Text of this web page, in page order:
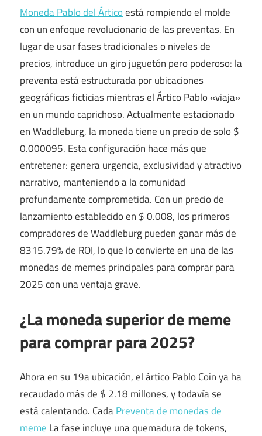
Moneda Pablo del Árticoestá rompiendo el molde
con un enfoque revolucionario de las preventas. En
lugar de usar fases tradicionales o niveles de
precios, introduce un giro juguetón pero poderoso: la
preventa está estructurada por ubicaciones
geográficas ficticias mientras el Ártico Pablo «viaja»
en un mundo caprichoso. Actualmente estacionado
en Waddleburg, la moneda tiene un precio de solo $
0.000095. Esta configuración hace más que
entretener: genera urgencia, exclusividad y atractivo
narrativo, manteniendo a la comunidad
profundamente comprometida. Con un precio de
lanzamiento establecido en $ 0.008, los primeros
compradores de Waddleburg pueden ganar más de
8315.79% de ROI, lo que lo convierte en una de las
monedas de memes principales para comprar para
2025 con una ventaja grave.
¿La moneda superior de meme
para comprar para 2025?
Ahora en su 19a ubicación, el ártico Pablo Coin ya ha
recaudado más de $ 2.18 millones, y todavía se
está calentando. CadaPreventa de monedas de
meme La fase incluye una quemadura de tokens,